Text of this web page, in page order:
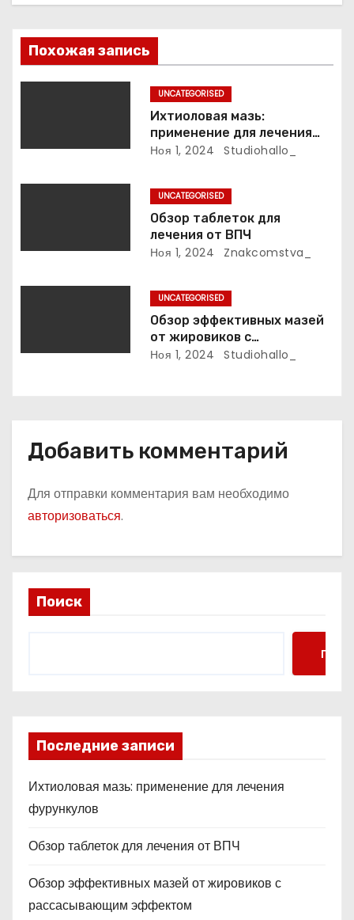
з
а
и
с
м
Похожая запись
UNCATEGORISED
Ихтиоловая мазь:
применение для лечения
фурункулов
Ноя 1, 2024 Studiohallo_
UNCATEGORISED
Обзор таблеток для
лечения от ВПЧ
Ноя 1, 2024 Znakcomstva_
UNCATEGORISED
Обзор эффективных мазей
от жировиков с
рассасывающим эффектом
Ноя 1, 2024 Studiohallo_
Добавить комментарий
Для отправки комментария вам необходимо
авторизоваться.
Поиск
Поиск
Последние записи
Ихтиоловая мазь: применение для лечения
фурункулов
Обзор таблеток для лечения от ВПЧ
Обзор эффективных мазей от жировиков с
рассасывающим эффектом